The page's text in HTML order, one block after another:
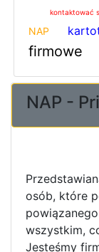
kontaktować
NAP
firmowe
NAP -
osób, które
wszystkim,
Jesteśmy